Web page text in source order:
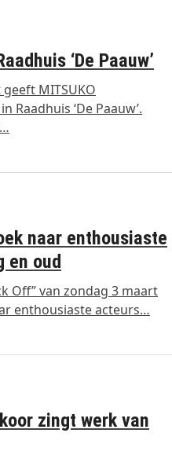
‘De Paauw’
MITSUKO
Raadhuis ‘De Paauw’.
naar enthousiaste
en oud
Off” van zondag 3 maart
enthousiaste acteurs…
zingt werk van